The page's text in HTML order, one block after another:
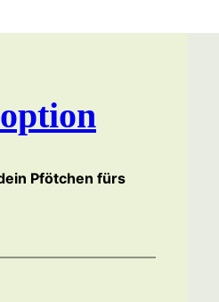
Pfötchen fürs